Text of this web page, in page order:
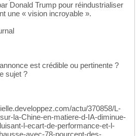
Donald Trump pour réindustrialiser
une « vision incroyable ».
est crédible ou pertinente ?
sujet ?
actu/370858/L-
la-Chine-en-matiere-d-IA-diminue-
l-ecart-de-performance-et-l-